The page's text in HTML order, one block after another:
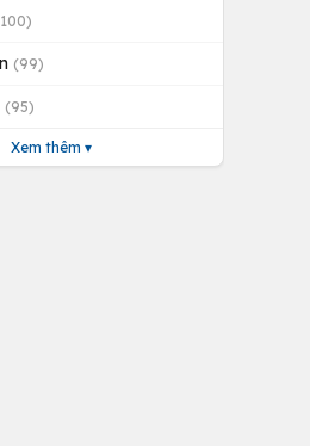
(99)
(95)
Xem thêm ▾